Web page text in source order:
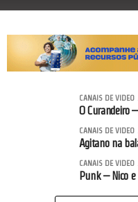
Previous
Next
CANAIS DE VIDEO
O Curandeiro
CANAIS DE VIDEO
Agitano na
CANAIS DE VIDEO
Punk – Nico e